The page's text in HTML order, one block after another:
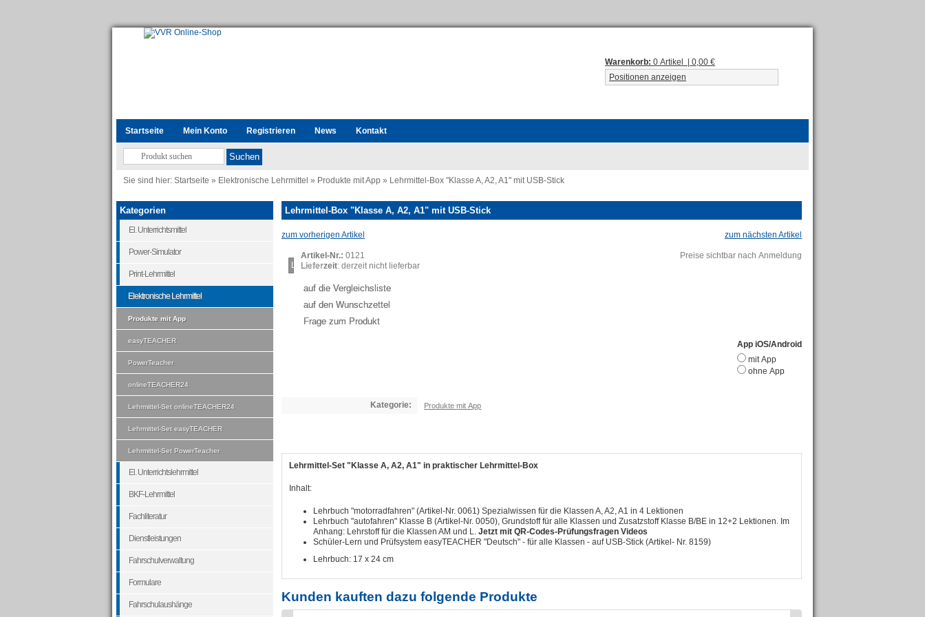
Warenkorb: 0 Artikel | 0,00 €
Positionen anzeigen
Startseite Mein Konto Registrieren News Kontakt
Sie sind hier: Startseite » Elektronische Lehrmittel » Produkte mit App » Lehrmittel-Box "Klasse A, A2, A1" mit USB-Stick
Lehrmittel-Box "Klasse A, A2, A1" mit USB-Stick
zum vorherigen Artikel zum nächsten Artikel
Loading...
Artikel-Nr.: 0121
Lieferzeit: derzeit nicht lieferbar
auf die Vergleichsliste
auf den Wunschzettel
Frage zum Produkt
Preise sichtbar nach Anmeldung
App iOS/Android
mit App
ohne App
Kategorie: Produkte mit App
Lehrmittel-Set "Klasse A, A2, A1" in praktischer Lehrmittel-Box
Inhalt:
Lehrbuch "motorradfahren" (Artikel-Nr. 0061) Spezialwissen für die Klassen A, A2, A1 in 4 Lektionen
Lehrbuch "autofahren" Klasse B (Artikel-Nr. 0050), Grundstoff für alle Klassen und Zusatzstoff Klasse B/BE in 12+2 Lektionen. Im
Anhang: Lehrstoff für die Klassen AM und L. Jetzt mit QR-Codes-Prüfungsfragen Videos
Schüler-Lern und Prüfsystem easyTEACHER "Deutsch" - für alle Klassen - auf USB-Stick (Artikel- Nr. 8159)
Lehrbuch: 17 x 24 cm
Kunden kauften dazu folgende Produkte
Kategorien
El. Unterrichtsmittel
Power-Simulator
Print-Lehrmittel
Elektronische Lehrmittel
Produkte mit App
easyTEACHER
PowerTeacher
onlineTEACHER24
Lehrmittel-Set onlineTEACHER24
Lehrmittel-Set easyTEACHER
Lehrmittel-Set PowerTeacher
El. Unterrichtslehrmittel
BKF-Lehrmittel
Fachliteratur
Dienstleistungen
Fahrschulverwaltung
Formulare
Fahrschulaushänge